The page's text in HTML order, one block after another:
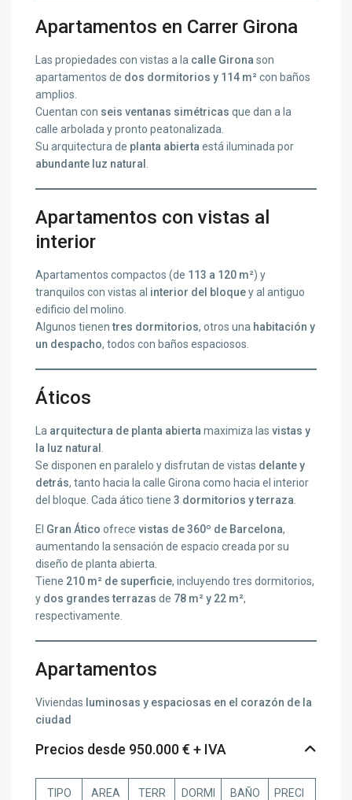
Apartamentos en Carrer Girona
Las propiedades con vistas a la calle Girona son
apartamentos de dos dormitorios y 114 m²con baños
amplios.
Cuentan con seis ventanas simétricas que dan a la
calle arbolada y pronto peatonalizada.
Su arquitectura de planta abierta está iluminada por
abundante luz natural
Apartamentos con vistas al
interior
Apartamentos compactos (de 113 a 120 m²) y
tranquilos con vistas al interior del bloquey al antiguo
edificio del molino.
Algunos tienentres dormitorios, otros una habitación y
un despacho, todos con baños espaciosos.
Áticos
La arquitectura de planta abierta maximiza lasvistas y
la luz natural
Se disponen en paralelo y disfrutan de vistas delante y
detrás, tanto hacia la calle Girona como hacia el interior
del bloque. Cada ático tiene3 dormitorios y terraza
El Gran Ático ofrecevistas de 360º de Barcelona,
aumentando la sensación de espacio creada por su
diseño de planta abierta.
Tiene 210 m² de superficie, incluyendo tres dormitorios,
y dos grandes terrazas de 78 m² y 22 m²,
respectivamente.
Apartamentos
Viviendas luminosas y espaciosas en el corazón de la
ciudad
Precios desde 950.000 € + IVA
TIPO AREA
TERR
DORMI
BAÑO
PRECI